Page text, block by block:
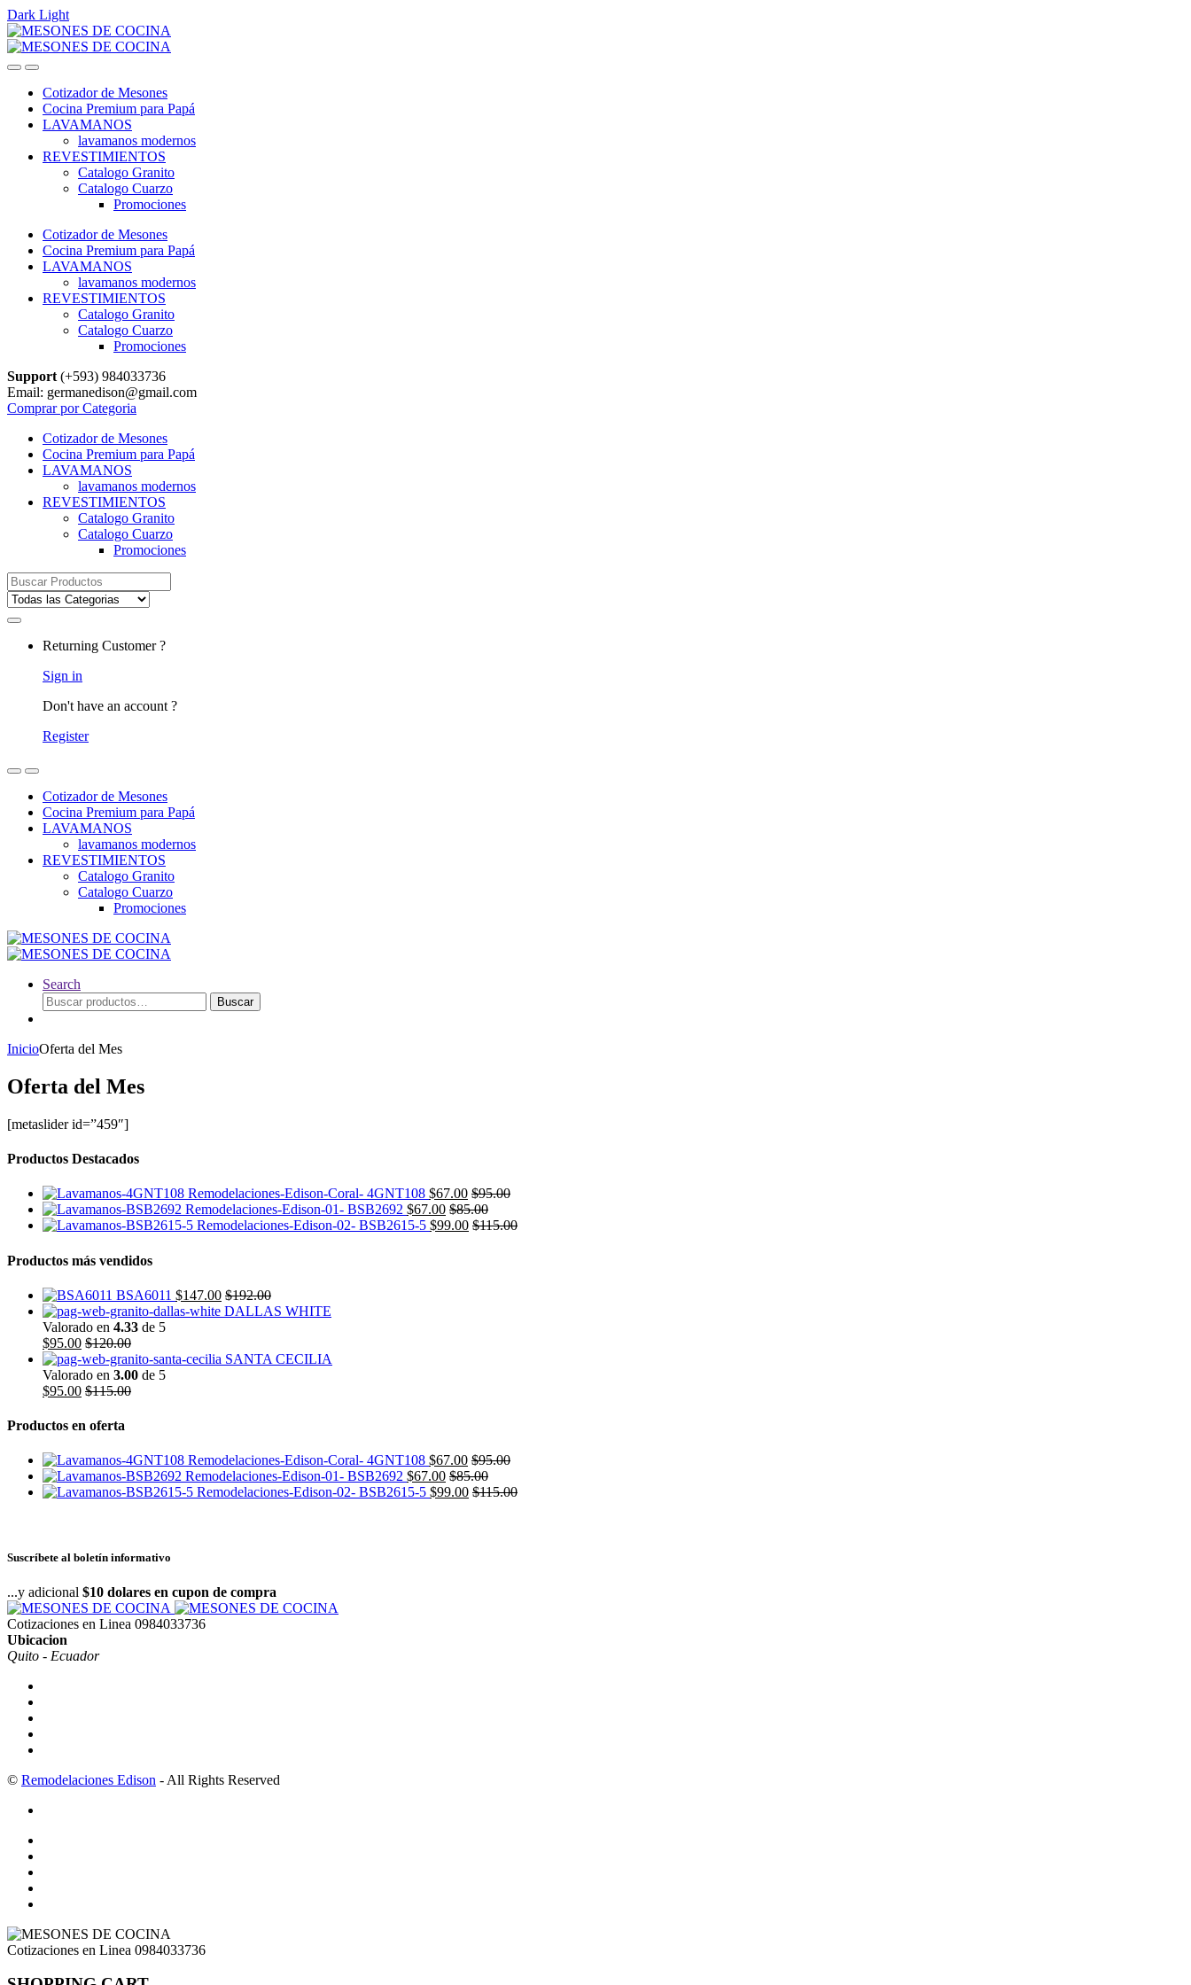
Dark Light
Skip
to
navigation
Skip
to
content
Cotizador de Mesones
Cocina Premium para Papá
LAVAMANOS
lavamanos modernos
REVESTIMIENTOS
Catalogo Granito
Catalogo Cuarzo
Promociones
Cotizador de Mesones
Cocina Premium para Papá
LAVAMANOS
lavamanos modernos
REVESTIMIENTOS
Catalogo Granito
Catalogo Cuarzo
Promociones
Support (+593) 984033736
Email: germanedison@gmail.com
Comprar por Categoria
Cotizador de Mesones
Cocina Premium para Papá
LAVAMANOS
lavamanos modernos
REVESTIMIENTOS
Catalogo Granito
Catalogo Cuarzo
Promociones
Search
for:
Returning Customer ?
Sign in
Don't have an account ?
Register
Cotizador de Mesones
Cocina Premium para Papá
LAVAMANOS
lavamanos modernos
REVESTIMIENTOS
Catalogo Granito
Catalogo Cuarzo
Promociones
Search
Buscar
por:
Buscar
InicioOferta del Mes
Oferta del Mes
[metaslider id=”459″]
Productos Destacados
4GNT108 $67.00 $95.00
BSB2692 $67.00 $85.00
BSB2615-5 $99.00 $115.00
Productos más vendidos
BSA6011 $147.00 $192.00
DALLAS WHITE
Valorado en 4.33 de 5
$95.00 $120.00
SANTA CECILIA
Valorado en 3.00 de 5
$95.00 $115.00
Productos en oferta
4GNT108 $67.00 $95.00
BSB2692 $67.00 $85.00
BSB2615-5 $99.00 $115.00
Suscríbete al boletín informativo
...y adicional $10 dolares en cupon de compra
Cotizaciones en Linea 0984033736
Ubicacion
Quito - Ecuador
© Remodelaciones Edison - All Rights Reserved
Cotizaciones en Linea 0984033736